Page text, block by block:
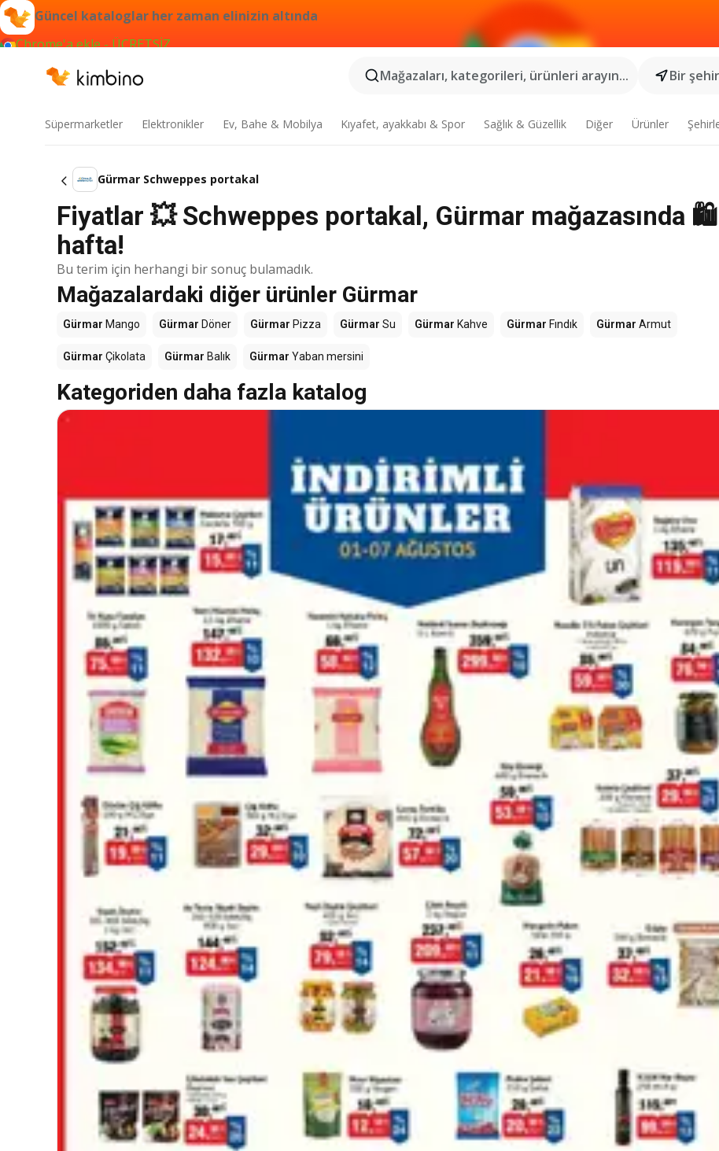
Güncel kataloglar her zaman elinizin altında
Chrome'a ekle - ÜCRETSİZ
Mağazaları, kategorileri, ürünleri arayın...
Bir
Süpermarketler Elektronikler Ev, Bahe & Mobilya Kıyafet, ayakkabı & Spor Sağlık & Güzellik Diğer Ürünler
Gürmar Schweppes portakal
Fiyatlar 💥 Schweppes portakal, Gürmar mağazasında
hafta!
Bu terim için herhangi bir sonuç bulamadık.
Mağazalardaki diğer ürünler Gürmar
Gürmar Mango Gürmar Döner Gürmar Pizza Gürmar Su Gürmar Kahve Gürmar Fındık Gürmar Armut
Gürmar Çikolata Gürmar Balık Gürmar Yaban mersini
Kategoriden daha fazla katalog